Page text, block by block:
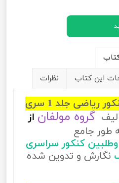
این کتاب
نظرات
کتاب فیزیک جامع کنکور ریاضی جلد 1 سری
گروه مولفان از
طور جامع
کنکور سراسری
نگارش و تدوین شده